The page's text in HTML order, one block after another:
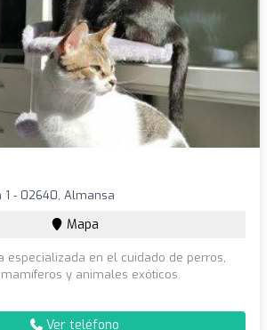
1 - 02640, Almansa
Mapa
especializada en el cuidado de perros,
y animales exóticos.
Ver teléfono